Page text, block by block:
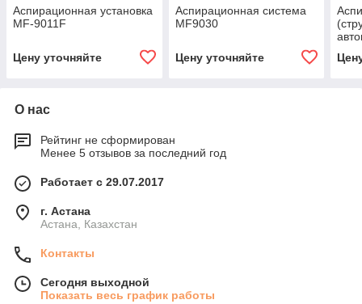
Аспирационная установка
MF-9011F
Цену уточняйте
Аспирационная система
MF9030
Цену уточняйте
О нас
Рейтинг не сформирован
Менее 5 отзывов за последний год
Работает с 29.07.2017
г. Астана
Астана, Казахстан
Контакты
Сегодня выходной
Показать весь график работы